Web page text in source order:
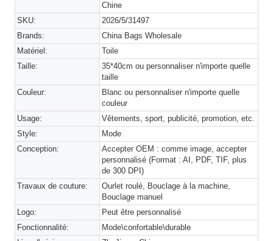
Chine
SKU:
2026/5/31497
Brands:
China Bags Wholesale
Matériel:
Toile
Taille:
35*40cm ou personnaliser n'importe quelle
taille
Couleur:
Blanc ou personnaliser n'importe quelle
couleur
Usage:
Vêtements, sport, publicité, promotion, etc.
Style:
Mode
Conception:
Accepter OEM : comme image, accepter
personnalisé (Format : AI, PDF, TIF, plus
de 300 DPI)
Travaux de couture:
Ourlet roulé, Bouclage à la machine,
Bouclage manuel
Logo:
Peut être personnalisé
Fonctionnalité:
Mode\confortable\durable